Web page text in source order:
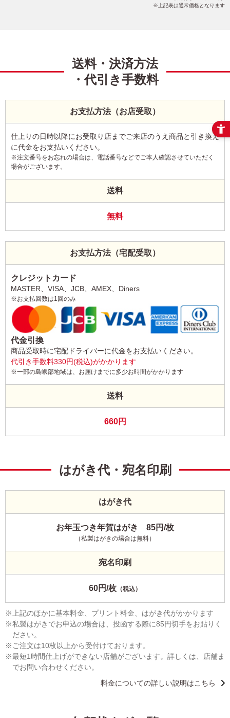
上記表は通常価格となります
送料・決済方法
・代引き手数料
お支払方法（お店受取）
仕上りの日時以降にお受取り店までご来店のうえ商品と引き換え
に代金をお支払いください。
※注文番号をお忘れの場合は、電話番号などでご本人確認させていただく
場合がございます。
送料
無料
お支払方法（宅配受取）
クレジットカード
MASTER、VISA、JCB、AMEX、Diners
※お支払回数は1回のみ
代金引換
商品受取時に宅配ドライバーに代金をお支払いください。
代引き手数料330円(税込)がかかります
※一部の島嶼部地域は、お届けまでに多少お時間がかかります
送料
660円
はがき代・宛名印刷
はがき代
お年玉つき年賀はがき 85円/枚
（私製はがきの場合は無料）
宛名印刷
60円/枚 （税込）
上記のほかに基本料金、プリント料金、はがき代がかかります
私製はがきでお申込の場合は、投函する際に85円切手をお貼りく
ださい。
ご注文は10枚以上から受付けております。
最短1時間仕上げができない店舗がございます。詳しくは、店舗ま
でお問い合わせください。
料金についての詳しい説明はこちら